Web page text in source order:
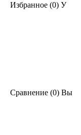
Избранное (0) У
Сравнение (0) Вы